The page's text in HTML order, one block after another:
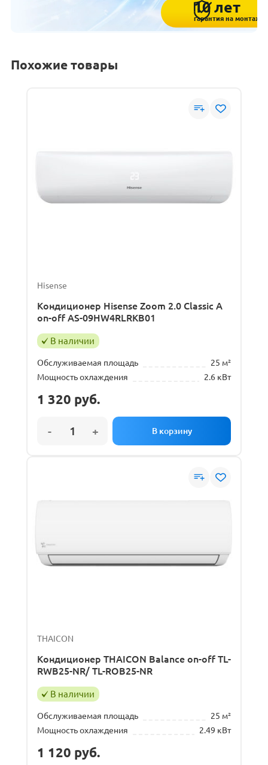
10 лет
гарантия на монтаж
Похожие товары
Hisense
Кондиционер Hisense Zoom 2.0 Classic A
on-off AS-09HW4RLRKB01
В наличии
Обслуживаемая площадь
25 м²
Мощность охлаждения
2.6 кВт
1 320 руб.
THAICON
Кондиционер THAICON Balance on-off TL-
RWB25-NR/ TL-ROB25-NR
В наличии
Обслуживаемая площадь
25 м²
Мощность охлаждения
2.49 кВт
1 120 руб.